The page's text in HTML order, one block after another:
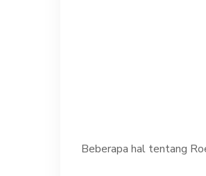
Beberapa hal tentang